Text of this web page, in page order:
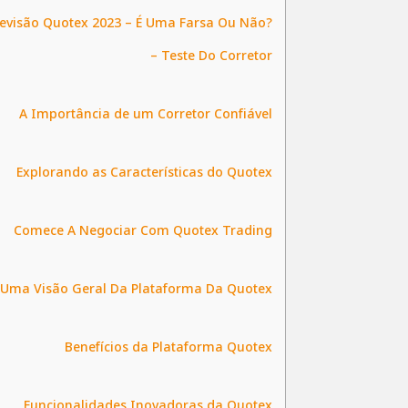
Quotex 2023 – É Uma Farsa Ou Não?
– Teste Do Corretor
A Importância de um Corretor Confiável
Explorando as Características do Quotex
Comece A Negociar Com Quotex Trading
Uma Visão Geral Da Plataforma Da Quotex
Benefícios da Plataforma Quotex